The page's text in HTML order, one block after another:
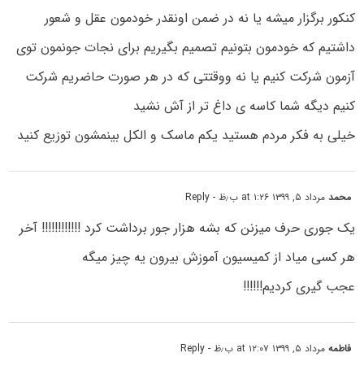
کنکور برگزار میشه یا نه در ضمن اونقدر خودمون عقل و شعور
داشتیم که خودمون بتونیم تصمیم بگیریم برای نجات جونمون توی
آزمون شرکت کنیم یا نه ووقتتی که در هر صورت حاضریم شرکت
کنیم دیگه شما کاسه ی داغ تر از آش نشید
خیلی به فکر مردم هستید یکم ماسک و الکل بینمشون توزیع کنید
محمدمرداد ۵, ۱۳۹۹ at ۱:۲۶ ب٫ظ - Reply
یک جوری حرف میزنن که بشه هزار جور برداشت کرد !!!!!!!!!!!! آخر
هر کسی میاد از کمیسیون آموزش بیرون یه چیز میگه
عجب گیری کردیم!!!!!!
فاطمهمرداد ۵, ۱۳۹۹ at ۱۲:۰۷ ب٫ظ - Reply